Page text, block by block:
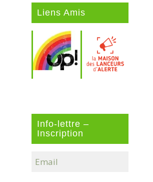
Liens Amis
Info-lettre –
Inscription